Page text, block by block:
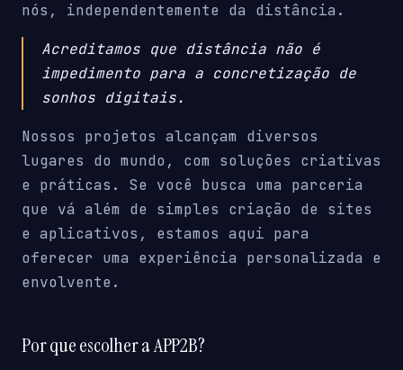
nós, independentemente da distância.
Acreditamos que distância não é
impedimento para a concretização de
sonhos digitais.
Nossos projetos alcançam diversos
lugares do mundo, com soluções criativas
e práticas. Se você busca uma parceria
que vá além de simples criação de sites
e aplicativos, estamos aqui para
oferecer uma experiência personalizada e
envolvente.
Por que escolher a APP2B?